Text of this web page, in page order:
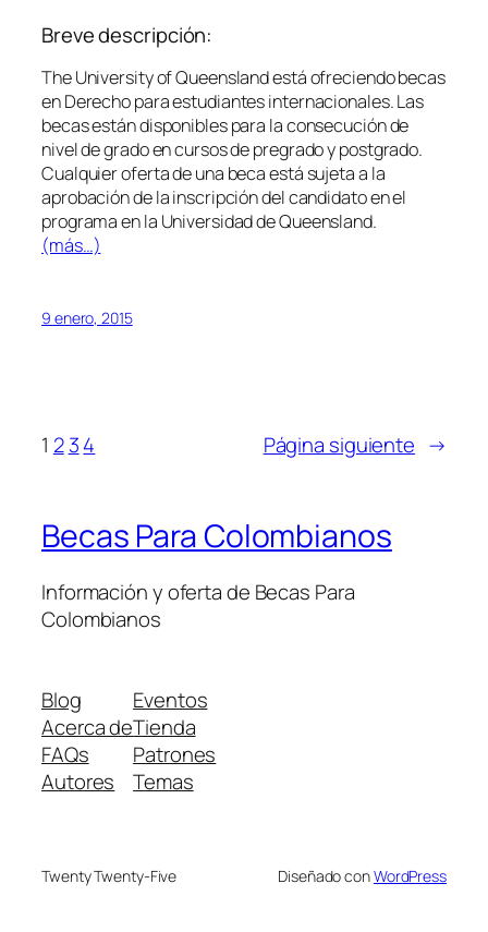
Breve descripción:
The University of Queensland está ofreciendo becas
en Derecho para estudiantes internacionales. Las
becas están disponibles para la consecución de
nivel de grado en cursos de pregrado y postgrado.
Cualquier oferta de una beca está sujeta a la
aprobación de la inscripción del candidato en el
programa en la Universidad de Queensland.
(más…)
9 enero, 2015
1 2 34 Página siguiente →
Becas Para Colombianos
Información y oferta de Becas Para
Colombianos
Blog
Acerca de
FAQs
Autores
Eventos
Tienda
Patrones
Temas
Twenty Twenty-Five Diseñado conWordPress